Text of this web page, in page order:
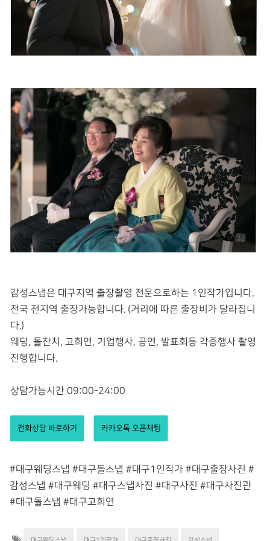
감성스냅은 대구지역 출장촬영 전문으로하는 1인작가입니다.
전국 전지역 출장가능합니다. (거리에 따른 출장비가 달라집니
다.)
웨딩, 돌잔치, 고희연, 기업행사, 공연, 발표회등 각종행사 촬영
진행합니다.
상담가능시간 09:00-24:00
전화상담 바로하기 카카오톡 오픈채팅
#대구웨딩스냅 #대구돌스냅 #대구1인작가 #대구출장사진 #
감성스냅 #대구웨딩 #대구스냅사진 #대구사진 #대구사진관
#대구돌스냅 #대구고희연